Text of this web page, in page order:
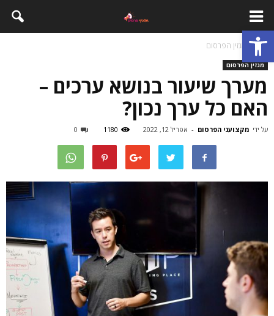
פתח סרגל נגישות
בית מגזין הפרסום
מגזין הפרסום
מערך שיעור בנושא ערכים –
האם כל ערך נכון?
על ידי מקצועני הפרסום - אפריל 12, 2022 1180
0